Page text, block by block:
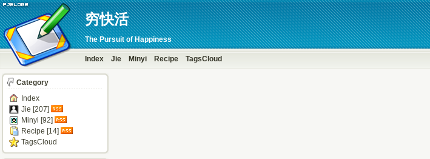
穷快活
The Pursuit of Happiness
Index Jie Minyi Recipe TagsCloud
Category
Index
Jie [207]
Minyi [92]
Recipe [14]
TagsCloud